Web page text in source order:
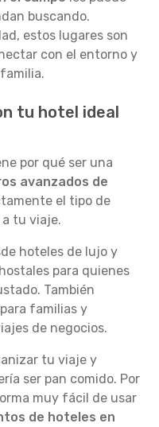
buscando.
estos lugares son
con el entorno y
tu hotel ideal
por qué ser una
avanzados de
el tipo de
tu viaje.
hoteles de lujo y
para quienes
También
familias y
de negocios.
tu viaje y
ser pan comido. Por
muy fácil de usar
de hoteles en